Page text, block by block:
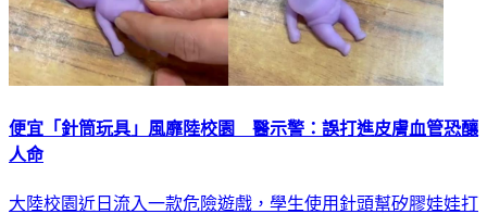
便宜「針筒玩具」風靡陸校園 醫示警：誤打進皮膚血管恐釀
人命
大陸校園近日流入一款危險遊戲，學生使用針頭幫矽膠娃娃打